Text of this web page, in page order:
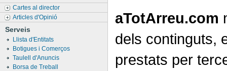
Cartes al director
Articles d'Opinió
Serveis
Llista d'Entitats
Botigues i Comerços
Taulell d'Anuncis
Borsa de Treball
aTotArreu.com
dels continguts,
prestats per